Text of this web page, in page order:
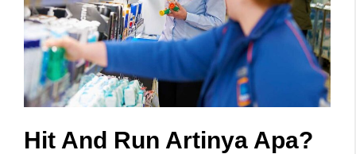
Hit And Run Artinya Apa?